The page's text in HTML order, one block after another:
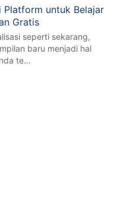
Platform untuk Belajar
Gratis
seperti sekarang,
baru menjadi hal
te…